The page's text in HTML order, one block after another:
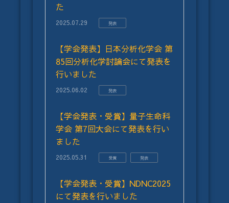
た
2025.07.29 発表
【学会発表】日本分析化学会 第
85回分析化学討論会にて発表を
行いました
2025.06.02 発表
【学会発表・受賞】量子生命科
学会 第7回大会にて発表を行い
ました
2025.05.31 受賞 発表
【学会発表・受賞】NDNC2025
にて発表を行いました